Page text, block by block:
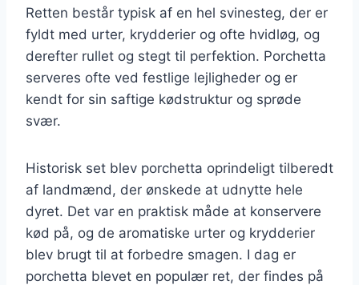
Retten består typisk af en hel svinesteg, der er
fyldt med urter, krydderier og ofte hvidløg, og
derefter rullet og stegt til perfektion. Porchetta
serveres ofte ved festlige lejligheder og er
kendt for sin saftige kødstruktur og sprøde
svær.
Historisk set blev porchetta oprindeligt tilberedt
af landmænd, der ønskede at udnytte hele
dyret. Det var en praktisk måde at konservere
kød på, og de aromatiske urter og krydderier
blev brugt til at forbedre smagen. I dag er
porchetta blevet en populær ret, der findes på